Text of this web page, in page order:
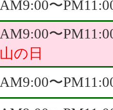
AM9:00〜
AM9:00〜
山の日
AM9:00〜